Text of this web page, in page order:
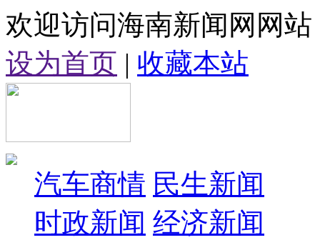
欢迎访问海南新闻网网站
设为首页 | 收藏本站
汽车商情 民生新闻
时政新闻 经济新闻